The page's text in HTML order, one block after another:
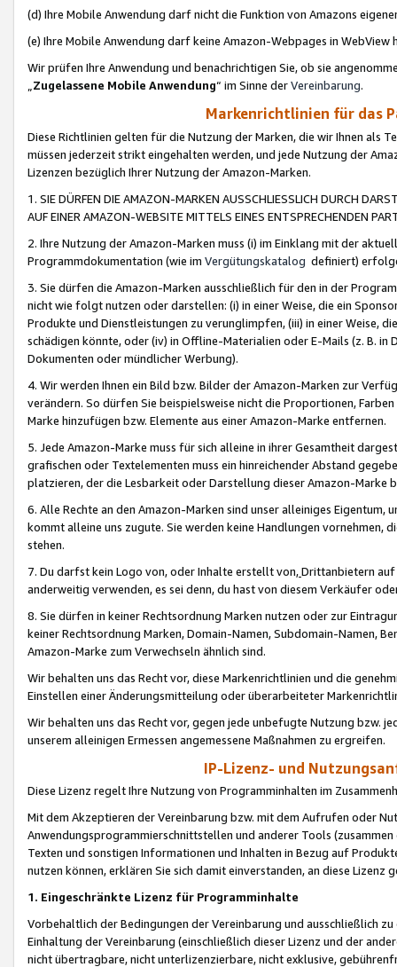
(d) Ihre Mobile Anwendung darf nicht die Funktion von Amazons
(e) Ihre Mobile Anwendung darf keine Amazon-Webpages in WebView
Wir prüfen Ihre Anwendung und benachrichtigen Sie, ob sie
„Zugelassene Mobile Anwendung“ im Sinne derVereinbarung.
Markenrichtlinien für das
Diese Richtlinien gelten für die Nutzung der Marken, die wir Ihnen als
müssen jederzeit strikt eingehalten werden, und jede Nutzung der
Lizenzen bezüglich Ihrer Nutzung der Amazon-Marken.
1. SIE DÜRFEN DIE AMAZON-MARKEN AUSSCHLIESSLICH DURCH
AUF EINER AMAZON-WEBSITE MITTELS EINES ENTSPRECHENDEN
2. Ihre Nutzung der Amazon-Marken muss (i) im Einklang mit der
Programmdokumentation (wie im Vergütungskatalog definiert)
3. Sie dürfen die Amazon-Marken ausschließlich für den in der
nicht wie folgt nutzen oder darstellen: (i) in einer Weise, die ein
Produkte und Dienstleistungen zu verunglimpfen, (iii) in einer Weise,
schädigen könnte, oder (iv) in Offline-Materialien oder E-Mails (z. B. in
Dokumenten oder mündlicher Werbung).
4. Wir werden Ihnen ein Bild bzw. Bilder der Amazon-Marken zur
verändern. So dürfen Sie beispielsweise nicht die Proportionen,
Marke hinzufügen bzw. Elemente aus einer Amazon-Marke entfernen.
5. Jede Amazon-Marke muss für sich alleine in ihrer Gesamtheit
grafischen oder Textelementen muss ein hinreichender Abstand
platzieren, der die Lesbarkeit oder Darstellung dieser Amazon-Marke
6. Alle Rechte an den Amazon-Marken sind unser alleiniges
kommt alleine uns zugute. Sie werden keine Handlungen vornehmen,
stehen.
7. Du darfst kein Logo von, oder Inhalte erstellt von,Drittanbietern auf
anderweitig verwenden, es sei denn, du hast von diesem Verkäufer
8. Sie dürfen in keiner Rechtsordnung Marken nutzen oder zur
keiner Rechtsordnung Marken, Domain-Namen, Subdomain-Namen,
Amazon-Marke zum Verwechseln ähnlich sind.
Wir behalten uns das Recht vor, diese Markenrichtlinien und die
Einstellen einer Änderungsmitteilung oder überarbeiteter
Wir behalten uns das Recht vor, gegen jede unbefugte Nutzung bzw.
unserem alleinigen Ermessen angemessene Maßnahmen zu ergreifen.
IP-Lizenz- und
Diese Lizenz regelt Ihre Nutzung von Programminhalten im
Mit dem Akzeptieren der Vereinbarung bzw. mit dem Aufrufen oder
Anwendungsprogrammierschnittstellen und anderer Tools (zusammen
Texten und sonstigen Informationen und Inhalten in Bezug auf
nutzen können, erklären Sie sich damit einverstanden, an diese Lizenz
1. Eingeschränkte Lizenz für Programminhalte
Vorbehaltlich der Bedingungen der Vereinbarung und ausschließlich
Einhaltung der Vereinbarung (einschließlich dieser Lizenz und der
nicht übertragbare, nicht unterlizenzierbare, nicht exklusive,